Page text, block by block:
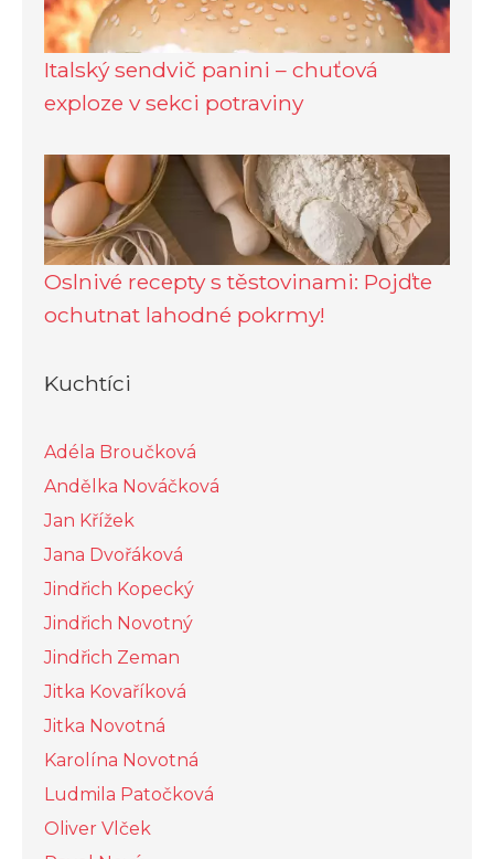
Italský sendvič panini – chuťová
exploze v sekci potraviny
Oslnivé recepty s těstovinami: Pojďte
ochutnat lahodné pokrmy!
Kuchtíci
Adéla Broučková
Andělka Nováčková
Jan Křížek
Jana Dvořáková
Jindřich Kopecký
Jindřich Novotný
Jindřich Zeman
Jitka Kovaříková
Jitka Novotná
Karolína Novotná
Ludmila Patočková
Oliver Vlček